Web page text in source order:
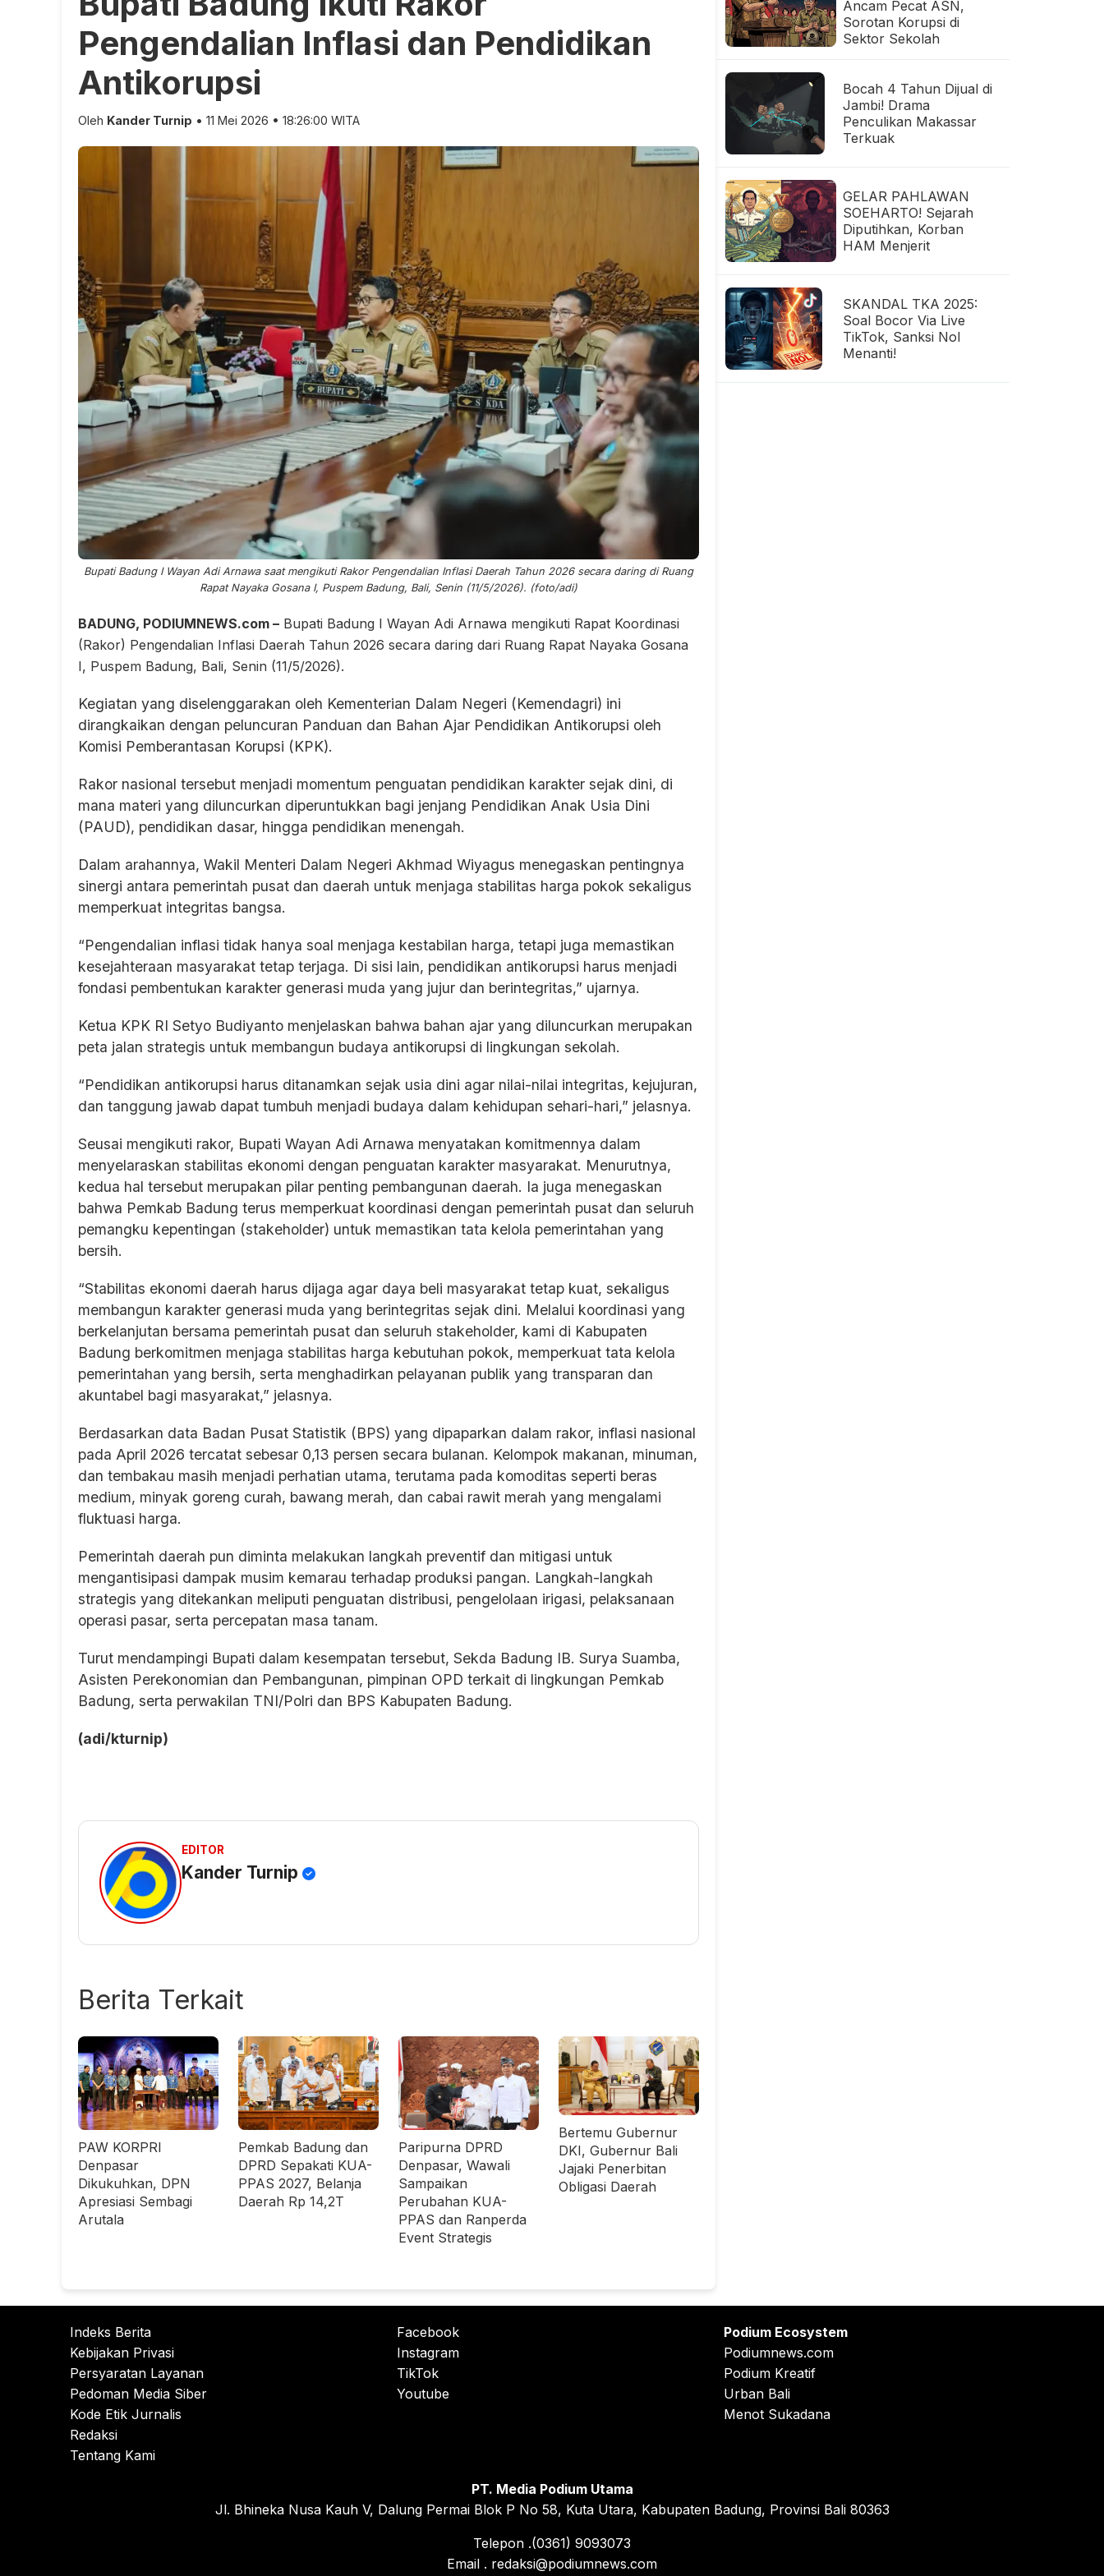
Pengendalian Inflasi dan Pendidikan
Antikorupsi
Oleh Kander Turnip • 11 Mei 2026 • 18:26:00 WITA
Bupati Badung I Wayan Adi Arnawa saat mengikuti Rakor Pengendalian Inflasi Daerah Tahun 2026 secara daring di Ruang
Rapat Nayaka Gosana I, Puspem Badung, Bali, Senin (11/5/2026). (foto/adi)
BADUNG, PODIUMNEWS.com – Bupati Badung I Wayan Adi Arnawa mengikuti Rapat Koordinasi
(Rakor) Pengendalian Inflasi Daerah Tahun 2026 secara daring dari Ruang Rapat Nayaka Gosana
I, Puspem Badung, Bali, Senin (11/5/2026).
Kegiatan yang diselenggarakan oleh Kementerian Dalam Negeri (Kemendagri) ini
dirangkaikan dengan peluncuran Panduan dan Bahan Ajar Pendidikan Antikorupsi oleh
Komisi Pemberantasan Korupsi (KPK).
Rakor nasional tersebut menjadi momentum penguatan pendidikan karakter sejak dini, di
mana materi yang diluncurkan diperuntukkan bagi jenjang Pendidikan Anak Usia Dini
(PAUD), pendidikan dasar, hingga pendidikan menengah.
Dalam arahannya, Wakil Menteri Dalam Negeri Akhmad Wiyagus menegaskan pentingnya
sinergi antara pemerintah pusat dan daerah untuk menjaga stabilitas harga pokok sekaligus
memperkuat integritas bangsa.
“Pengendalian inflasi tidak hanya soal menjaga kestabilan harga, tetapi juga memastikan
kesejahteraan masyarakat tetap terjaga. Di sisi lain, pendidikan antikorupsi harus menjadi
fondasi pembentukan karakter generasi muda yang jujur dan berintegritas,” ujarnya.
Ketua KPK RI Setyo Budiyanto menjelaskan bahwa bahan ajar yang diluncurkan merupakan
peta jalan strategis untuk membangun budaya antikorupsi di lingkungan sekolah.
“Pendidikan antikorupsi harus ditanamkan sejak usia dini agar nilai-nilai integritas, kejujuran,
dan tanggung jawab dapat tumbuh menjadi budaya dalam kehidupan sehari-hari,” jelasnya.
Seusai mengikuti rakor, Bupati Wayan Adi Arnawa menyatakan komitmennya dalam
menyelaraskan stabilitas ekonomi dengan penguatan karakter masyarakat. Menurutnya,
kedua hal tersebut merupakan pilar penting pembangunan daerah. Ia juga menegaskan
bahwa Pemkab Badung terus memperkuat koordinasi dengan pemerintah pusat dan seluruh
pemangku kepentingan (stakeholder) untuk memastikan tata kelola pemerintahan yang
bersih.
“Stabilitas ekonomi daerah harus dijaga agar daya beli masyarakat tetap kuat, sekaligus
membangun karakter generasi muda yang berintegritas sejak dini. Melalui koordinasi yang
berkelanjutan bersama pemerintah pusat dan seluruh stakeholder, kami di Kabupaten
Badung berkomitmen menjaga stabilitas harga kebutuhan pokok, memperkuat tata kelola
pemerintahan yang bersih, serta menghadirkan pelayanan publik yang transparan dan
akuntabel bagi masyarakat,” jelasnya.
Berdasarkan data Badan Pusat Statistik (BPS) yang dipaparkan dalam rakor, inflasi nasional
pada April 2026 tercatat sebesar 0,13 persen secara bulanan. Kelompok makanan, minuman,
dan tembakau masih menjadi perhatian utama, terutama pada komoditas seperti beras
medium, minyak goreng curah, bawang merah, dan cabai rawit merah yang mengalami
fluktuasi harga.
Pemerintah daerah pun diminta melakukan langkah preventif dan mitigasi untuk
mengantisipasi dampak musim kemarau terhadap produksi pangan. Langkah-langkah
strategis yang ditekankan meliputi penguatan distribusi, pengelolaan irigasi, pelaksanaan
operasi pasar, serta percepatan masa tanam.
Turut mendampingi Bupati dalam kesempatan tersebut, Sekda Badung IB. Surya Suamba,
Asisten Perekonomian dan Pembangunan, pimpinan OPD terkait di lingkungan Pemkab
Badung, serta perwakilan TNI/Polri dan BPS Kabupaten Badung.
(adi/kturnip)
EDITOR
Kander Turnip
Berita Terkait
PAW KORPRI
Denpasar
Dikukuhkan, DPN
Apresiasi Sembagi
Arutala
Pemkab Badung dan
DPRD Sepakati KUA-
PPAS 2027, Belanja
Daerah Rp 14,2T
Paripurna DPRD
Denpasar, Wawali
Sampaikan
Perubahan KUA-
PPAS dan Ranperda
Event Strategis
Bertemu Gubernur
DKI, Gubernur Bali
Jajaki Penerbitan
Obligasi Daerah
Ancam Pecat ASN,
Sorotan Korupsi di
Sektor Sekolah
Bocah 4 Tahun Dijual di
Jambi! Drama
Penculikan Makassar
Terkuak
GELAR PAHLAWAN
SOEHARTO! Sejarah
Diputihkan, Korban
HAM Menjerit
SKANDAL TKA 2025:
Soal Bocor Via Live
TikTok, Sanksi Nol
Menanti!
Indeks Berita
Kebijakan Privasi
Persyaratan Layanan
Pedoman Media Siber
Kode Etik Jurnalis
Redaksi
Tentang Kami
Facebook
Instagram
TikTok
Youtube
Podium Ecosystem
Podiumnews.com
Podium Kreatif
Urban Bali
Menot Sukadana
PT. Media Podium Utama
Jl. Bhineka Nusa Kauh V, Dalung Permai Blok P No 58, Kuta Utara, Kabupaten Badung, Provinsi Bali 80363
Telepon .(0361) 9093073
Email . redaksi@podiumnews.com